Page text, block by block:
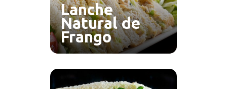
Lanche
Natural de
Frango